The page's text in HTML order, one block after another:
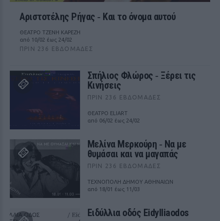
Αριστοτέλης Ρήγας ‑ Kαι το όνομα αυτού
ΘΕΑΤΡΟ ΤΖΕΝΗ ΚΑΡΕΖΗ
από 10/02 έως 24/02
ΠΡΙΝ 236 ΕΒΔΟΜΆΔΕΣ
Σπήλιος Φλώρος ‑ Ξέρει τις
Κινήσεις
ΠΡΙΝ 236 ΕΒΔΟΜΆΔΕΣ
ΘΕΑΤΡΟ ELIART
από 06/02 έως 24/02
Μελίνα Μερκούρη ‑ Να με
θυμάσαι και να μαγαπάς
ΠΡΙΝ 236 ΕΒΔΟΜΆΔΕΣ
ΤΕΧΝΟΠΟΛΗ ΔΗΜΟΥ ΑΘΗΝΑΙΩΝ
από 18/01 έως 11/03
Ειδύλλια οδός Eidylliaodos